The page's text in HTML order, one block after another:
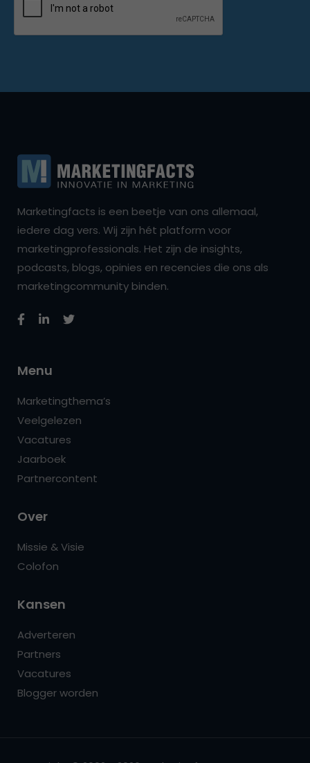
Marketingfacts is een beetje van ons allemaal,
iedere dag vers. Wij zijn hét platform voor
marketingprofessionals. Het zijn de insights,
podcasts, blogs, opinies en recencies die ons als
marketingcommunity binden.
Menu
Marketingthema’s
Veelgelezen
Vacatures
Jaarboek
Partnercontent
Over
Missie & Visie
Colofon
Kansen
Adverteren
Partners
Vacatures
Blogger worden